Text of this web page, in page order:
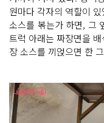
원마다 각자의 역할이
소스를 볶는가 하면, 그
트럭 아래는 짜장면을
장 소스를 끼얹으면 한